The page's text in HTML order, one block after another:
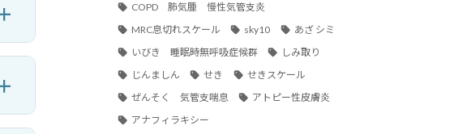
COPD 肺気腫 慢性気管支炎
MRC息切れスケール
sky10
あざ シミ
いびき 睡眠時無呼吸症候群
しみ取り
じんましん
せき
せきスケール
ぜんそく 気管支喘息
アトピー性皮膚炎
アナフィラキシー